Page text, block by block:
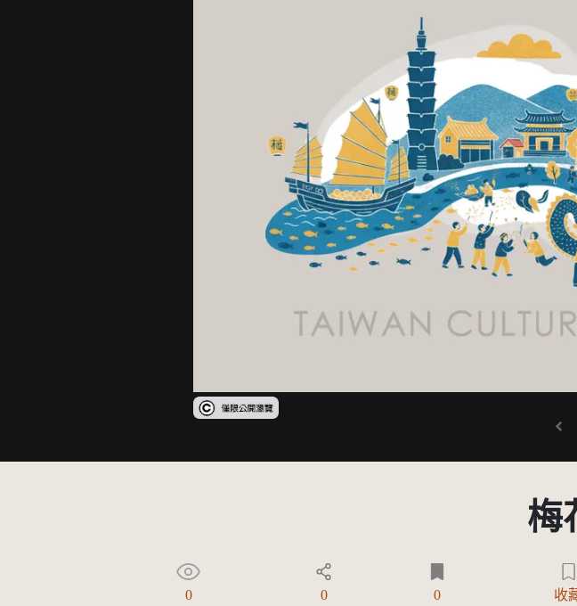
受著作權法保護-僅限於本平台有限度公開瀏覽
梅
0 0 0 收